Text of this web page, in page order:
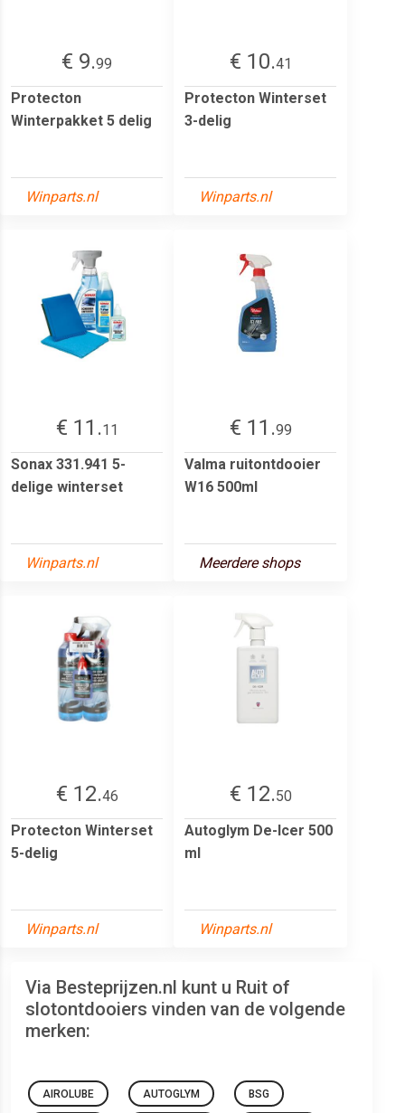
€ 9.99
Protecton
Winterpakket 5 delig
Winparts.nl
€ 10.41
Protecton Winterset
3-delig
Winparts.nl
€ 11.11
Sonax 331.941 5-
delige winterset
Winparts.nl
€ 11.99
Valma ruitontdooier
W16 500ml
Meerdere shops
€ 12.46
Protecton Winterset
5-delig
Winparts.nl
€ 12.50
Autoglym De-Icer 500
ml
Winparts.nl
Via Besteprijzen.nl kunt u Ruit of
slotontdooiers vinden van de volgende
merken:
AIROLUBE AUTOGLYM BSG